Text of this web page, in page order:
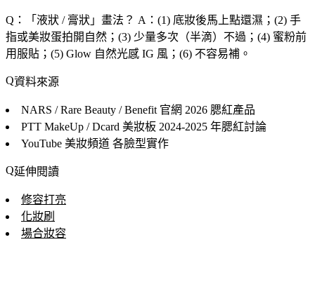
Q：「 液狀 / 膏狀 」畫法？ A：(1) 底妝後馬上點還濕；(2) 手
指或美妝蛋拍開自然；(3) 少量多次（半滴）不過；(4) 蜜粉前
用服貼；(5) Glow 自然光感 IG 風；(6) 不容易補。
資料來源
NARS / Rare Beauty / Benefit 官網 2026 腮紅產品
PTT MakeUp / Dcard 美妝板 2024-2025 年腮紅討論
YouTube 美妝頻道 各臉型實作
延伸閱讀
修容打亮
化妝刷
場合妝容